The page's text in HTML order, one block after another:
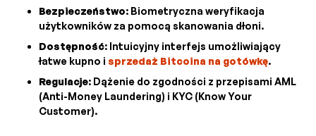
Bezpieczeństwo: Biometryczna weryfikacja
użytkowników za pomocą skanowania dłoni.
Dostępność: Intuicyjny interfejs umożliwiający
łatwe kupno i sprzedaż Bitcoina na gotówkę.
Regulacje: Dążenie do zgodności z przepisami AML
(Anti-Money Laundering) i KYC (Know Your
Customer).